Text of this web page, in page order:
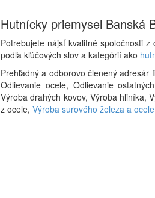
Hutnícky priemysel Banská
Potrebujete nájsť kvalitné spoločnosti
podľa kľúčových slov a kategórií ako
Prehľadný a odborovo členený adresár
Odlievanie ocele, Odlievanie
Výroba drahých kovov, Výroba hliníka,
z ocele, Výroba surového železa a